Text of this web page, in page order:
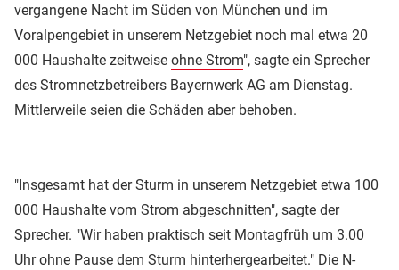
vergangene Nacht im Süden von München und im
Voralpengebiet in unserem Netzgebiet noch mal etwa 20
000 Haushalte zeitweise ohne Strom", sagte ein Sprecher
des Stromnetzbetreibers Bayernwerk AG am Dienstag.
Mittlerweile seien die Schäden aber behoben.
"Insgesamt hat der Sturm in unserem Netzgebiet etwa 100
000 Haushalte vom Strom abgeschnitten", sagte der
Sprecher. "Wir haben praktisch seit Montagfrüh um 3.00
Uhr ohne Pause dem Sturm hinterhergearbeitet." Die N-